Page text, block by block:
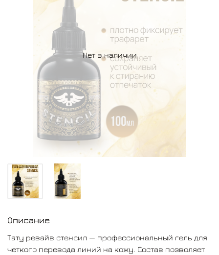
Нет в наличии
Описание
Тату ревайв стенсил — профессиональный гель для
четкого перевода линий на кожу. Состав позволяет